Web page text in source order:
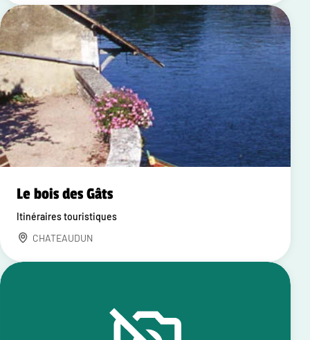
Le bois des Gâts
Itinéraires touristiques
CHATEAUDUN